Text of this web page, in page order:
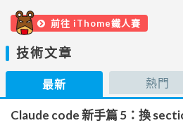
前往 iThome鐵人賽
技術文章
最新 熱門
Claude code 新手篇 5：換